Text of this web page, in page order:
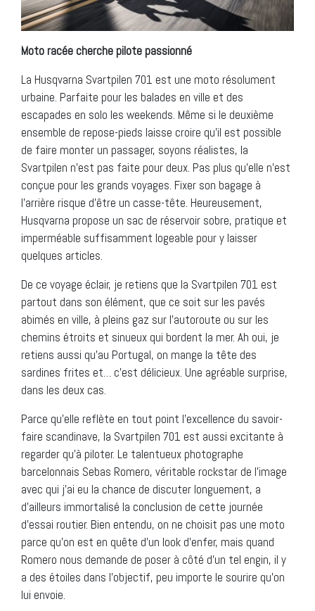
Moto racée cherche pilote passionné
La Husqvarna Svartpilen 701 est une moto résolument
urbaine. Parfaite pour les balades en ville et des
escapades en solo les weekends. Même si le deuxième
ensemble de repose-pieds laisse croire qu’il est possible
de faire monter un passager, soyons réalistes, la
Svartpilen n’est pas faite pour deux. Pas plus qu’elle n’est
conçue pour les grands voyages. Fixer son bagage à
l’arrière risque d’être un casse-tête. Heureusement,
Husqvarna propose un sac de réservoir sobre, pratique et
imperméable suffisamment logeable pour y laisser
quelques articles.
De ce voyage éclair, je retiens que la Svartpilen 701 est
partout dans son élément, que ce soit sur les pavés
abimés en ville, à pleins gaz sur l’autoroute ou sur les
chemins étroits et sinueux qui bordent la mer. Ah oui, je
retiens aussi qu’au Portugal, on mange la tête des
sardines frites et… c’est délicieux. Une agréable surprise,
dans les deux cas.
Parce qu’elle reflète en tout point l’excellence du savoir-
faire scandinave, la Svartpilen 701 est aussi excitante à
regarder qu’à piloter. Le talentueux photographe
barcelonnais Sebas Romero, véritable rockstar de l’image
avec qui j’ai eu la chance de discuter longuement, a
d’ailleurs immortalisé la conclusion de cette journée
d’essai routier. Bien entendu, on ne choisit pas une moto
parce qu’on est en quête d’un look d’enfer, mais quand
Romero nous demande de poser à côté d’un tel engin, il y
a des étoiles dans l’objectif, peu importe le sourire qu’on
lui envoie.